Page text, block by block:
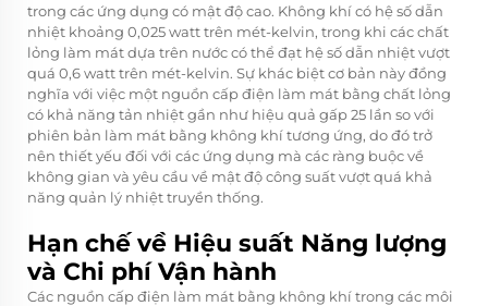
trong các ứng dụng có mật độ cao. Không khí có hệ số dẫn
nhiệt khoảng 0,025 watt trên mét-kelvin, trong khi các chất
lỏng làm mát dựa trên nước có thể đạt hệ số dẫn nhiệt vượt
quá 0,6 watt trên mét-kelvin. Sự khác biệt cơ bản này đồng
nghĩa với việc một nguồn cấp điện làm mát bằng chất lỏng
có khả năng tản nhiệt gần như hiệu quả gấp 25 lần so với
phiên bản làm mát bằng không khí tương ứng, do đó trở
nên thiết yếu đối với các ứng dụng mà các ràng buộc về
không gian và yêu cầu về mật độ công suất vượt quá khả
năng quản lý nhiệt truyền thống.
Hạn chế về Hiệu suất Năng lượng
và Chi phí Vận hành
Các nguồn cấp điện làm mát bằng không khí trong các môi